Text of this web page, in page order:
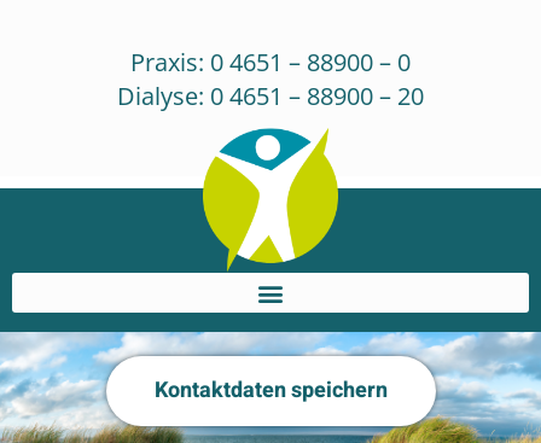
Praxis: 0 4651 – 88900 – 0
Dialyse: 0 4651 – 88900 – 20
Kontaktdaten speichern